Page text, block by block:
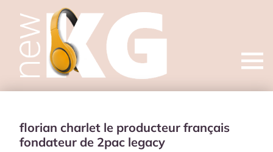
Open
florian charlet le producteur français
fondateur de 2pac legacy